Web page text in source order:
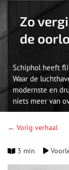
Zo
de
Schiphol heeft
Waar de
modernste en
niets meer van
← Vorig verhaal
3 min